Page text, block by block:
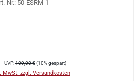
Nr.: 50-ESRM-1
Regulärer Preis:
UVP:109,00 €(10% gespart)
MwSt. zzgl. Versandkosten